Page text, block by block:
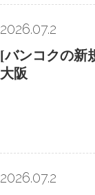
2026.07.2
[バンコクの新
大阪
2026.07.2